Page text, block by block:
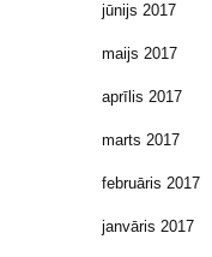
jūnijs 2017
maijs 2017
aprīlis 2017
marts 2017
februāris 2017
janvāris 2017